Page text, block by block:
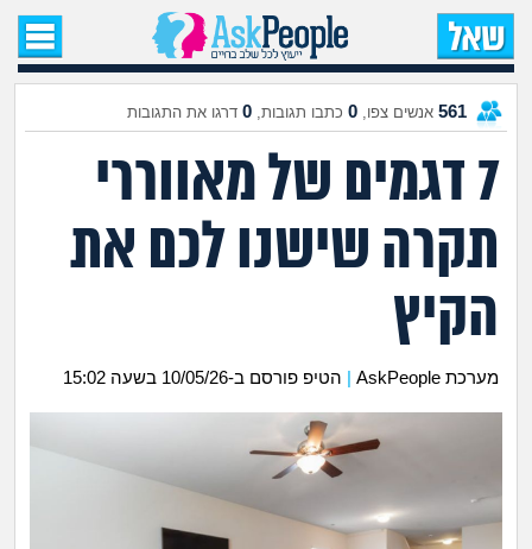
עמוד הבית
שאל שאלה
שאלות חדשות
שאלות שעוררו עניין
מתחם הטיפים
מדורים
זוגיות
חיפוש שאלות
561 אנשים צפו, 0 כתבו תגובות, 0 דרגו את התגובות
7 דגמים של מאווררי
תקרה שישנו לכם את
הקיץ
מערכת AskPeople הטיפ פורסם ב-10/05/26 בשעה 15:02